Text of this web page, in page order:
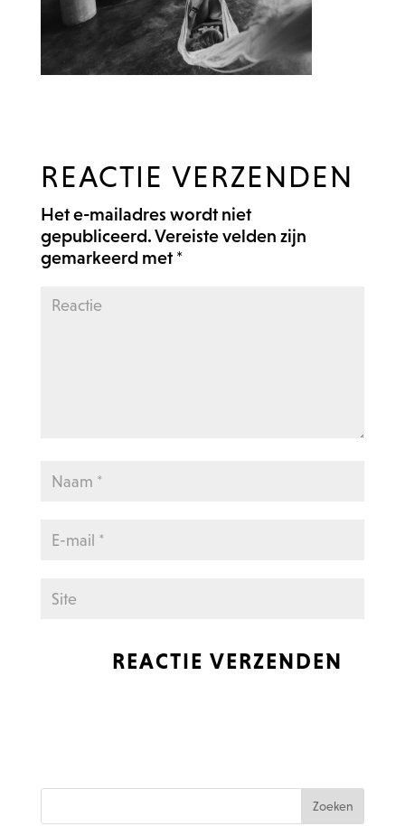
REACTIE VERZENDEN
Het e-mailadres wordt niet
gepubliceerd.Vereiste velden zijn
gemarkeerd met *